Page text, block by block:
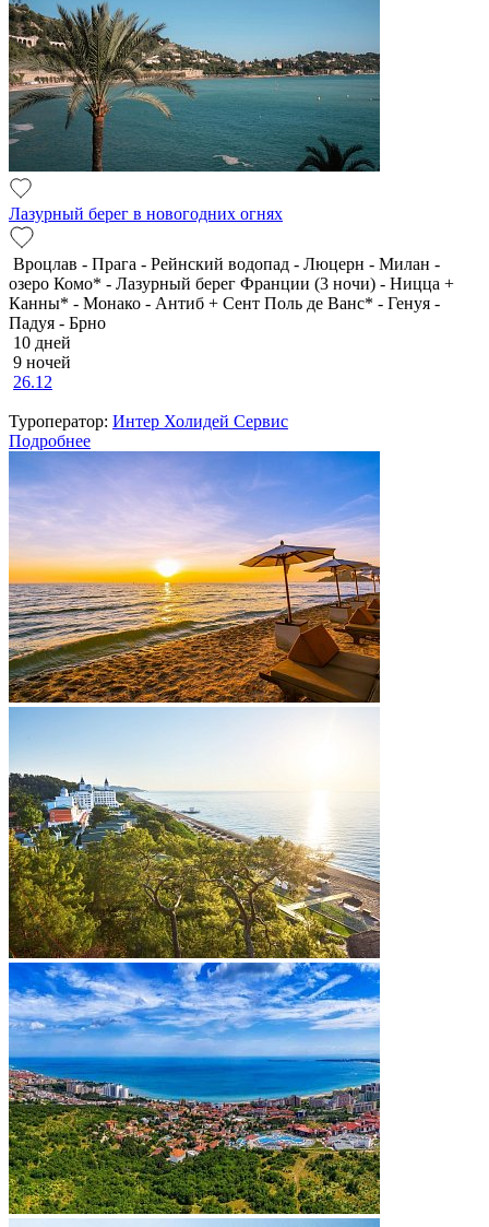
Лазурный берег в новогодних огнях
Вроцлав - Прага - Рейнский водопад - Люцерн - Милан -
озеро Комо* - Лазурный берег Франции (3 ночи) - Ницца +
Канны* - Монако - Антиб + Сент Поль де Ванс* - Генуя -
Падуя - Брно
10 дней
9 ночей
26.12
Туроператор: Интер Холидей Сервис
Подробнее